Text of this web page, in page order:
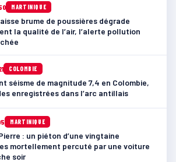
MARTINIQUE
brume de poussières dégrade
la qualité de l’air, l’alerte pollution
COLOMBIE
séisme de magnitude 7,4 en Colombie,
enregistrées dans l’arc antillais
MARTINIQUE
: un piéton d’une vingtaine
mortellement percuté par une voiture
soir